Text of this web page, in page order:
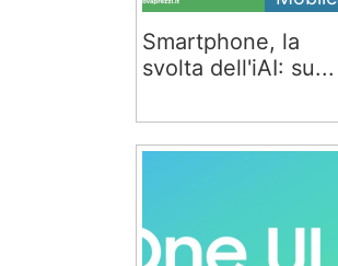
Smartphone, la
svolta dell'iAI: su...